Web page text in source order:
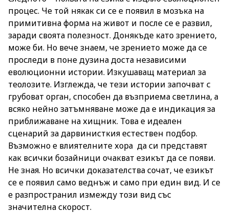
процес. Че той някак си се е появил в мозъка на
примитивна форма на живот и после се е развил,
заради своята полезност. Донякъде като зрението,
може би. Но вече знаем, че зрението може да се
проследи в поне дузина доста независими
еволюционни истории. Изкушаващ материал за
теолозите. Изглежда, че тези истории започват с
грубоват орган, способен да възприема светлина, а
всяко нейно затъмняване може да е индикация за
приближаване на хищник. Това е идеален
сценарий за дарвинисткия естествен подбор.
Възможно е влиятелните хора да си представят
как всички бозайници очакват езикът да се появи.
Не зная. Но всички доказателства сочат, че езикът
се е появил само веднъж и само при един вид. И се
е разпространил измежду този вид със
значителна скорост.